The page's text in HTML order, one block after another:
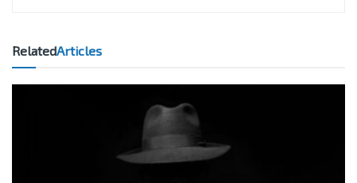
RelatedArticles